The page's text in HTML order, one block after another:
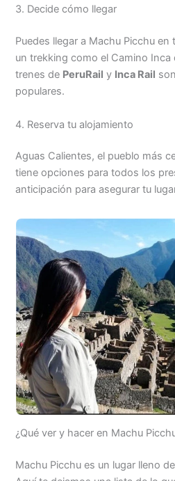
3. Decide cómo llegar
Puedes llegar a Machu Picchu
un trekking como el Camino Inca
trenes de PeruRail y Inca Rail
populares.
4. Reserva tu alojamiento
Aguas Calientes, el pueblo más
tiene opciones para todos los
anticipación para asegurar tu
¿Qué ver y hacer en Machu
Machu Picchu es un lugar lleno